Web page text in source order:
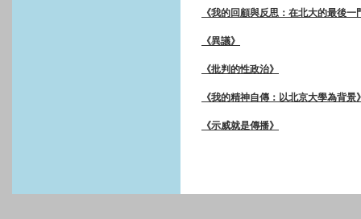
《我的回顧與反思：在北大的最後一
《異議》
《批判的性政治》
《我的精神自傳：以北京大學為背景
《示威就是傳播》